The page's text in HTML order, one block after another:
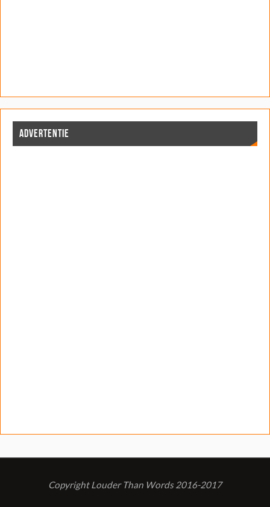
ADVERTENTIE
Copyright Louder Than Words 2016-2017